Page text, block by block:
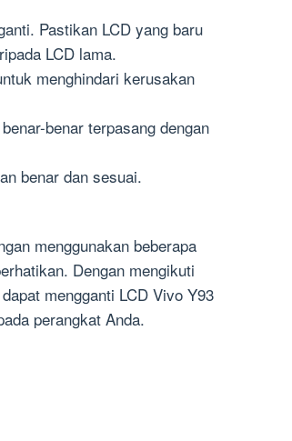
Pastikan LCD yang baru
LCD lama.
menghindari kerusakan
benar terpasang dengan
benar dan sesuai.
menggunakan beberapa
Dengan mengikuti
mengganti LCD Vivo Y93
perangkat Anda.